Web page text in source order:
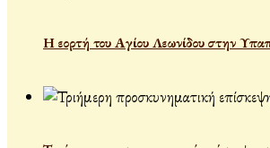
Η εορτή του Αγίου Λεωνίδου στην